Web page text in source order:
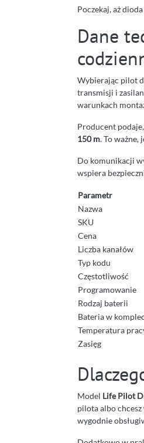
Poczekaj, aż dioda
Dane
Wybierając pilot
transmisji i
warunkach
Producent
150 m. To ważne,
Do komunikacji
wspiera
Parametr
Nazwa
SKU
Cena
Liczba kanałów
Typ kodu
Częstotliwość
Programowanie
Rodzaj baterii
Bateria w
Temperatura
Zasięg
Model Life Pilot
pilota albo
wygodnie